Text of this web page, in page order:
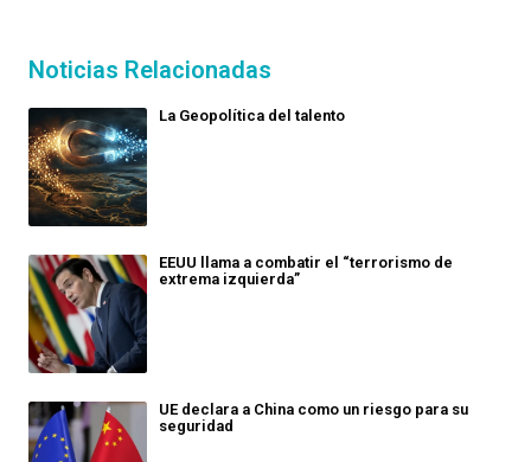
Noticias Relacionadas
La Geopolítica del talento
EEUU llama a combatir el “terrorismo de
extrema izquierda”
UE declara a China como un riesgo para su
seguridad